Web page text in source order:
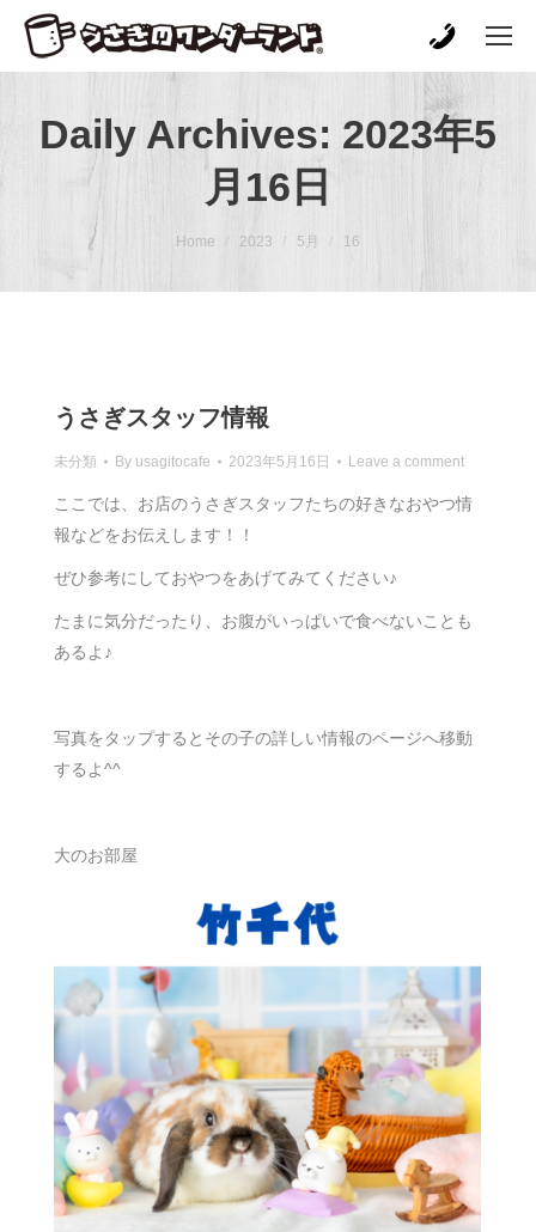
Daily Archives: 2023年5
月16日
You are here: Home 2023 5月 16
うさぎスタッフ情報
未分類 By usagitocafe 2023年5月16日 Leave a comment
ここでは、お店のうさぎスタッフたちの好きなおやつ情
報などをお伝えします！！
ぜひ参考にしておやつをあげてみてください♪
たまに気分だったり、お腹がいっぱいで食べないことも
あるよ♪
写真をタップするとその子の詳しい情報のページへ移動
するよ^^
大のお部屋